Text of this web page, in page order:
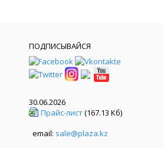
ПОДПИСЫВАЙСЯ
30.06.2026
Прайс-лист(167.13 Кб)
email: sale@plaza.kz